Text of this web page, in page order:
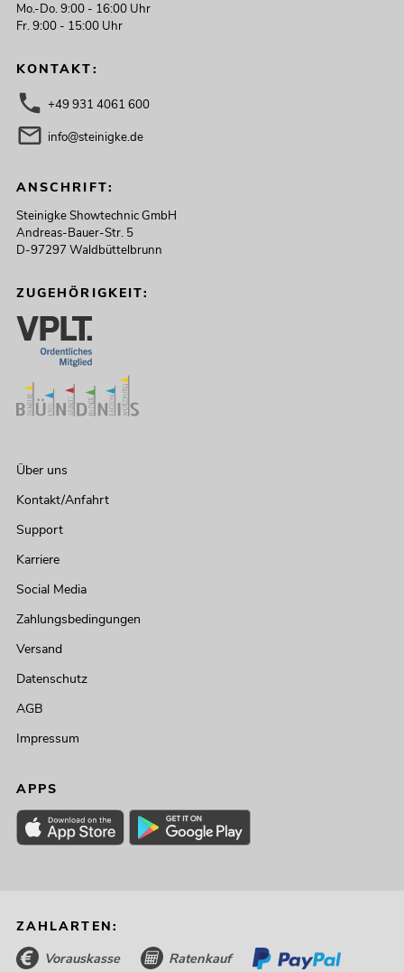
Mo.-Do. 9:00 - 16:00 Uhr
Fr. 9:00 - 15:00 Uhr
KONTAKT:
+49 931 4061 600
info@steinigke.de
ANSCHRIFT:
Steinigke Showtechnic GmbH
Andreas-Bauer-Str. 5
D-97297 Waldbüttelbrunn
ZUGEHÖRIGKEIT:
Über uns
Kontakt/Anfahrt
Support
Karriere
Social Media
Zahlungsbedingungen
Versand
Datenschutz
AGB
Impressum
APPS
ZAHLARTEN:
Vorauskasse Ratenkauf